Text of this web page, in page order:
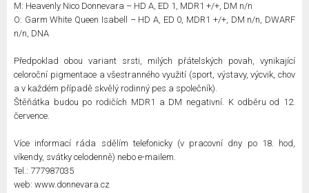
M: Heavenly Nico Donnevara – HD A, ED 1, MDR1 +/+, DM n/n
O: Garm White Queen Isabell – HD A, ED 0, MDR1 +/+, DM n/n, DWARF
n/n, DNA
Předpoklad obou variant srsti, milých přátelských povah, vynikající
celoroční pigmentace a všestranného využití (sport, výstavy, výcvik, chov
a v každém případě skvělý rodinný pes a společník).
Štěňátka budou po rodičích MDR1 a DM negativní. K odběru od 12.
července.
Více informací ráda sdělím telefonicky (v pracovní dny po 18. hod,
víkendy, svátky celodenně) nebo e-mailem.
Tel.: 777987035
web: www.donnevara.cz